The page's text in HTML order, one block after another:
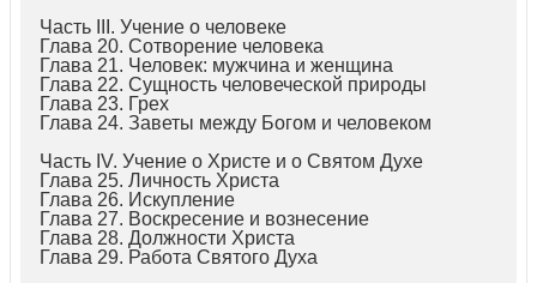
Часть III. Учение о человеке
Глава 20. Сотворение человека
Глава 21. Человек: мужчина и женщина
Глава 22. Сущность человеческой природы
Глава 23. Грех
Глава 24. Заветы между Богом и человеком
Часть IV. Учение о Христе и о Святом Духе
Глава 25. Личность Христа
Глава 26. Искупление
Глава 27. Воскресение и вознесение
Глава 28. Должности Христа
Глава 29. Работа Святого Духа